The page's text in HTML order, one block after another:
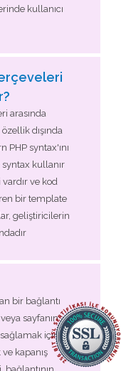
kullanıcı
arasında
dışında
PHP syntax'ını
kullanır
ve kod
bir template
geliştiricilerin
bir bağlantı
sayfanın
için
ve kapanış